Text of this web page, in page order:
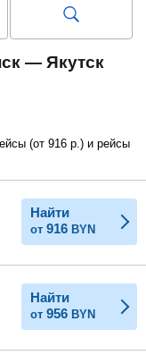
Октябрь
— Якутск
(от 916 р. ) и рейсы
Найти
от 916 BYN
Найти
от 956 BYN